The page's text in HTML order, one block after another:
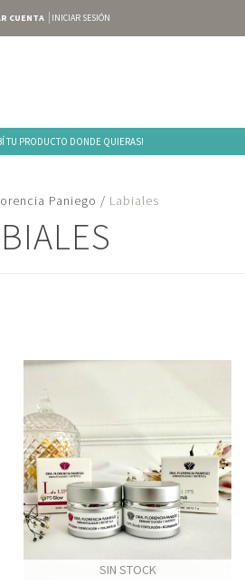
CUENTA INICIAR SESIÓN
TU PRODUCTO DONDE QUIERAS!
Paniego / Labiales
SIN STOCK